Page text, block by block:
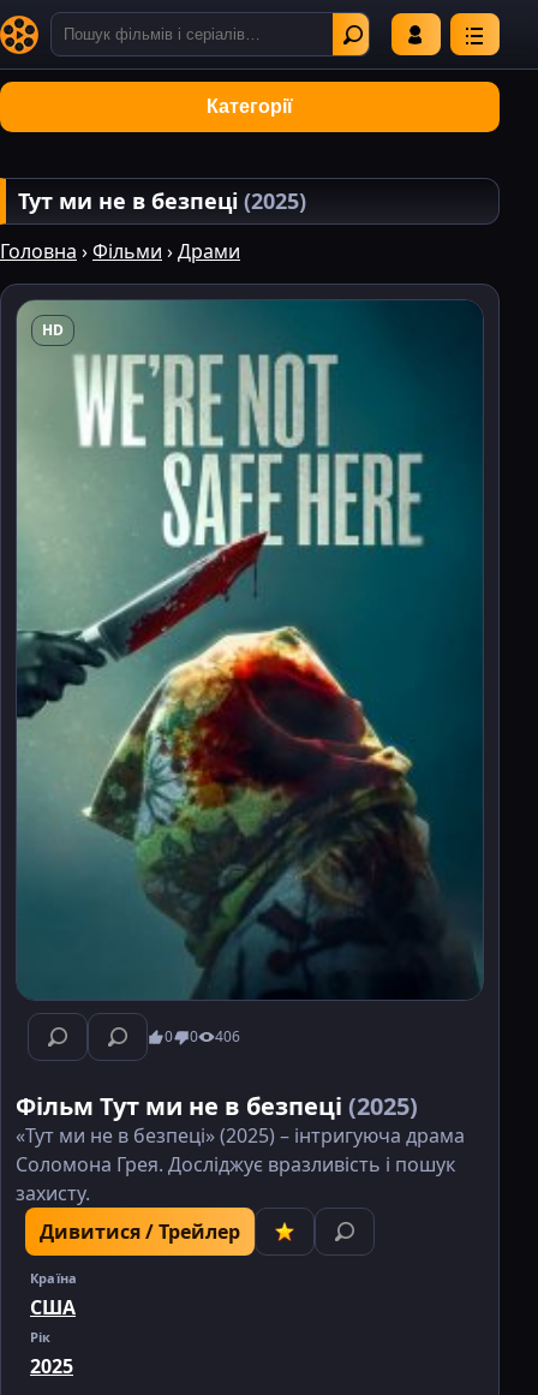
Категорії
Тут ми не в безпеці (2025)
Головна ›Фільми ›Драми
HD
0 0 406
Фільм Тут ми не в безпеці (2025)
«Тут ми не в безпеці» (2025) – інтригуюча драма
Соломона Грея. Досліджує вразливість і пошук
захисту.
Дивитися / Трейлер
Країна
США
Рік
2025